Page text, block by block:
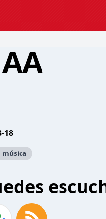
18
música